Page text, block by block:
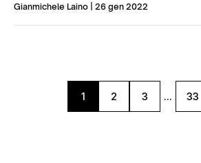
Gianmichele Laino | 26 gen 2022
1 2 3 ... 33